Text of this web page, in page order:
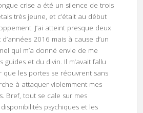
crise a été un silence de trois
très jeune, et c’était au début
J’ai atteint presque deux
2016 mais à cause d’un
qui m’a donné envie de me
guides et du divin. Il m’avait fallu
que les portes se réouvrent sans
à attaquer violemment mes
Bref, tout se cale sur mes
psychiques et les